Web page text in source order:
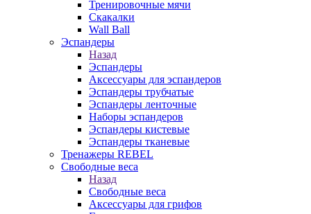
Тренировочные мячи
Скакалки
Wall Ball
Эспандеры
Назад
Эспандеры
Аксессуары для эспандеров
Эспандеры трубчатые
Эспандеры ленточные
Наборы эспандеров
Эспандеры кистевые
Эспандеры тканевые
Тренажеры REBEL
Свободные веса
Назад
Свободные веса
Аксессуары для грифов